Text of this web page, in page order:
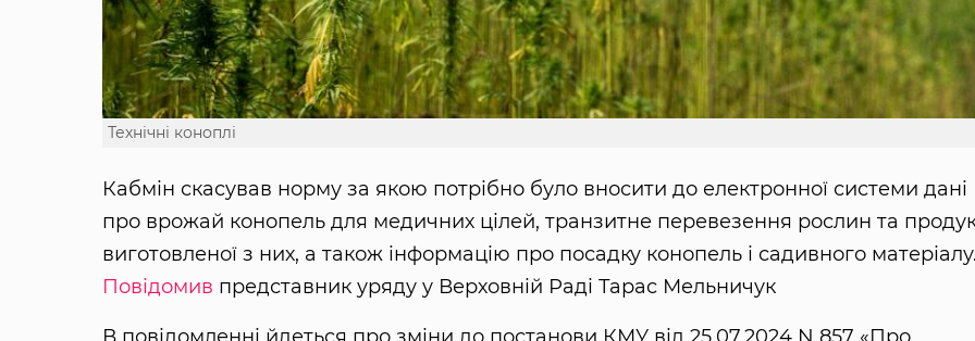
Технічні коноплі
Кабмін скасував норму за якою потрібно було вносити до електронної системи дані
про врожай конопель для медичних цілей, транзитне перевезення рослин та
виготовленої з них, а також інформацію про посадку конопель і садивного
Повідомив представник уряду у Верховній Раді Тарас Мельничук